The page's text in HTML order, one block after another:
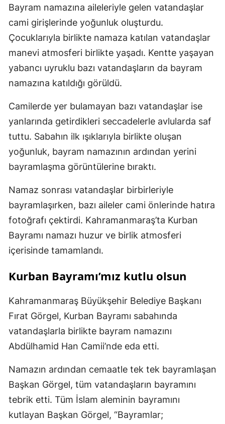
Bayram namazına aileleriyle gelen vatandaşlar
cami girişlerinde yoğunluk oluşturdu.
Çocuklarıyla birlikte namaza katılan vatandaşlar
manevi atmosferi birlikte yaşadı. Kentte yaşayan
yabancı uyruklu bazı vatandaşların da bayram
namazına katıldığı görüldü.
Camilerde yer bulamayan bazı vatandaşlar ise
yanlarında getirdikleri seccadelerle avlularda saf
tuttu. Sabahın ilk ışıklarıyla birlikte oluşan
yoğunluk, bayram namazının ardından yerini
bayramlaşma görüntülerine bıraktı.
Namaz sonrası vatandaşlar birbirleriyle
bayramlaşırken, bazı aileler cami önlerinde hatıra
fotoğrafı çektirdi. Kahramanmaraş’ta Kurban
Bayramı namazı huzur ve birlik atmosferi
içerisinde tamamlandı.
Kurban Bayramı’mız kutlu olsun
Kahramanmaraş Büyükşehir Belediye Başkanı
Fırat Görgel, Kurban Bayramı sabahında
vatandaşlarla birlikte bayram namazını
Abdülhamid Han Camii’nde eda etti.
Namazın ardından cemaatle tek tek bayramlaşan
Başkan Görgel, tüm vatandaşların bayramını
tebrik etti. Tüm İslam aleminin bayramını
kutlayan Başkan Görgel, “Bayramlar;